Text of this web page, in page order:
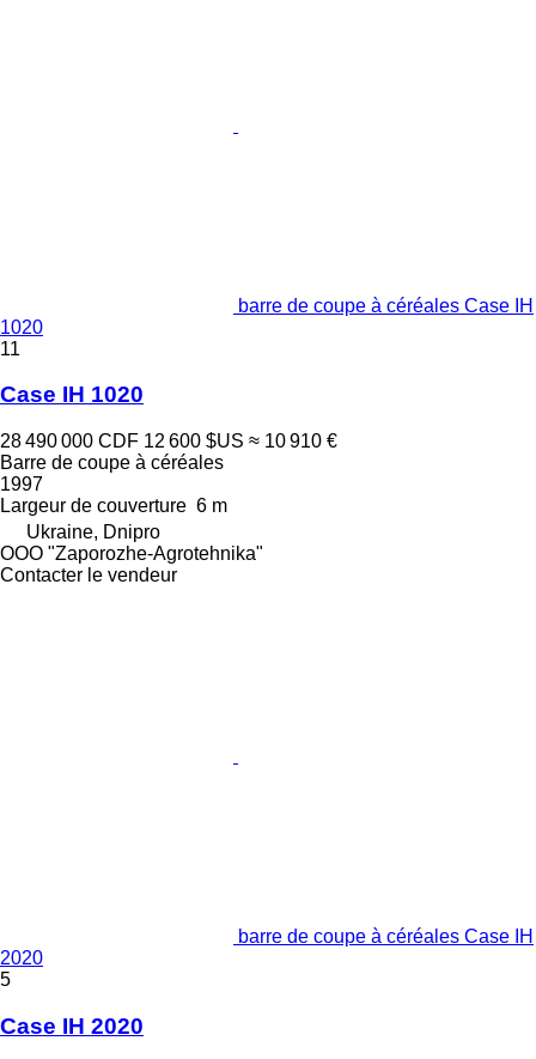
barre de coupe à céréales Case IH
1020
11
Case IH 1020
28 490 000 CDF 12 600 $US ≈ 10 910 €
Barre de coupe à céréales
1997
Largeur de couverture 6 m
Ukraine, Dnipro
OOO "Zaporozhe-Agrotehnika"
Contacter le vendeur
barre de coupe à céréales Case IH
2020
5
Case IH 2020